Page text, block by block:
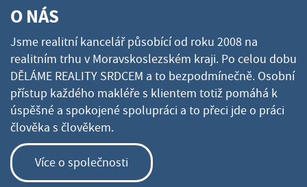
O NÁS
Jsme realitní kancelář působící od roku 2008 na
realitním trhu v Moravskoslezském kraji. Po celou dobu
DĚLÁME REALITY SRDCEM a to bezpodmínečně. Osobní
přístup každého makléře s klientem totiž pomáhá k
úspěšné a spokojené spolupráci a to přeci jde o práci
člověka s člověkem.
Více o společnosti